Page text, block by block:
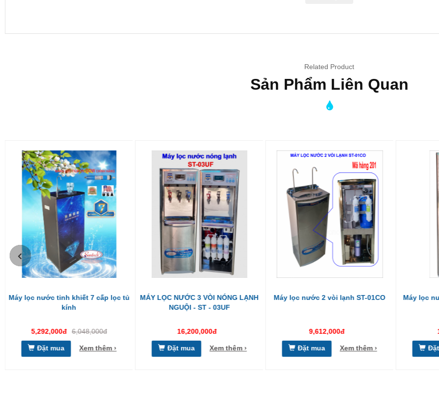
Related Product
Sản Phẩm Liên Quan
Máy lọc nước tinh khiết 7 cấp lọc tủ
kính
5,292,000đ 6,048,000đ
Đặt mua Xem thêm ›
MÁY LỌC NƯỚC 3 VÒI NÓNG LẠNH
NGUỘI - ST - 03UF
16,200,000đ
Đặt mua Xem thêm ›
Máy lọc nước 2 vòi lạnh ST-01CO
9,612,000đ
Đặt mua Xem thêm ›
Máy lọc